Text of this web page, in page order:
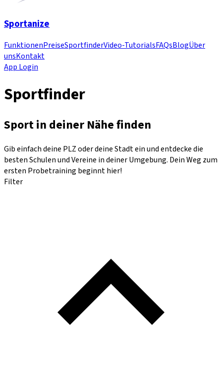
Sportanize
FunktionenPreiseSportfinderVideo-TutorialsFAQsBlogÜber
unsKontakt
App Login
Sportfinder
Sport in deiner Nähe finden
Gib einfach deine PLZ oder deine Stadt ein und entdecke die
besten Schulen und Vereine in deiner Umgebung. Dein Weg zum
ersten Probetraining beginnt hier!
Filter